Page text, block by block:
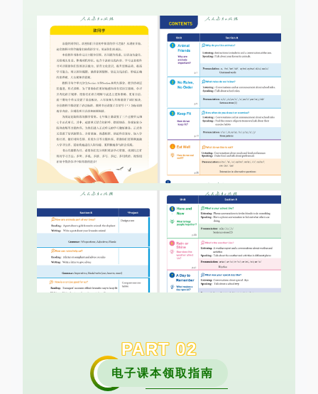
PART 02
电子课本领取指南